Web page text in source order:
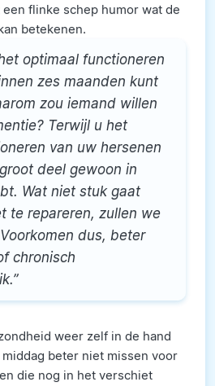
flinke schep humor wat de
betekenen.
optimaal functioneren
zes maanden kunt
zou iemand willen
Terwijl u het
van uw hersenen
deel gewoon in
Wat niet stuk gaat
te repareren, zullen we
dus, beter
chronisch
weer zelf in de hand
beter niet missen voor
die nog in het verschiet